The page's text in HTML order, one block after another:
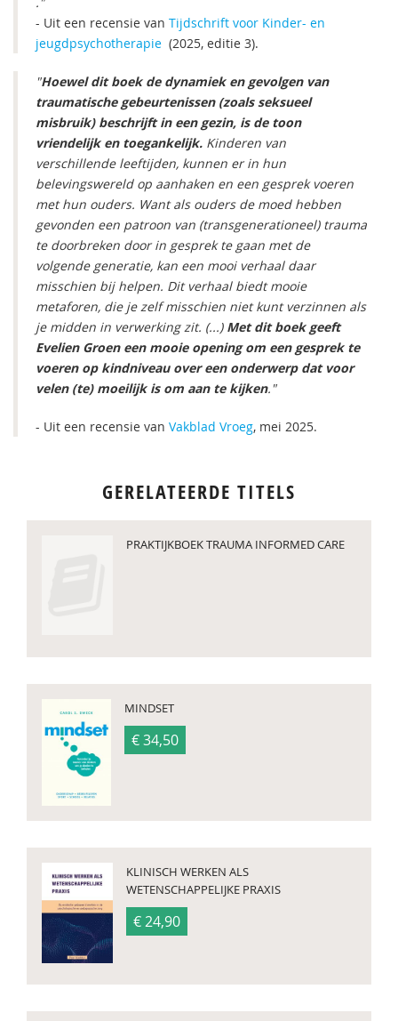
- Uit een recensie van Tijdschrift voor Kinder- en
jeugdpsychotherapie (2025, editie 3).
"Hoewel dit boek de dynamiek en gevolgen van
traumatische gebeurtenissen (zoals seksueel
misbruik) beschrijft in een gezin, is de toon
vriendelijk en toegankelijk. Kinderen van
verschillende leeftijden, kunnen er in hun
belevingswereld op aanhaken en een gesprek voeren
met hun ouders. Want als ouders de moed hebben
gevonden een patroon van (transgenerationeel) trauma
te doorbreken door in gesprek te gaan met de
volgende generatie, kan een mooi verhaal daar
misschien bij helpen. Dit verhaal biedt mooie
metaforen, die je zelf misschien niet kunt verzinnen als
je midden in verwerking zit. (...) Met dit boek geeft
Evelien Groen een mooie opening om een gesprek te
voeren op kindniveau over een onderwerp dat voor
velen (te) moeilijk is om aan te kijken."
- Uit een recensie van Vakblad Vroeg, mei 2025.
GERELATEERDE TITELS
PRAKTIJKBOEK TRAUMA INFORMED CARE
MINDSET
€ 34,50
KLINISCH WERKEN ALS
WETENSCHAPPELIJKE PRAXIS
€ 24,90